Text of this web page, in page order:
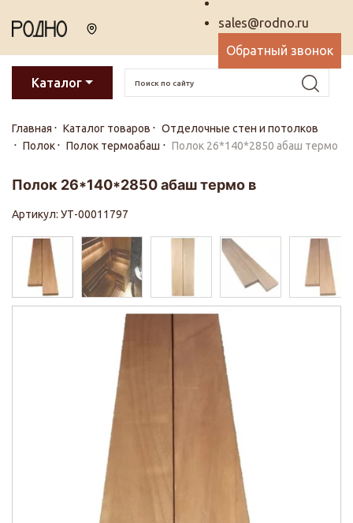
sales@rodno.ru
Обратный звонок
Каталог
Главная Каталог товаров
Отделочные стен и потолков
Полок
Полок термоабаш Полок 26*140*2850 абаш термо
Полок 26*140*2850 абаш термо в
Артикул: УТ-00011797